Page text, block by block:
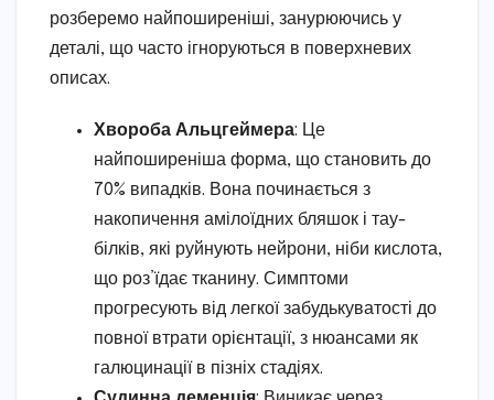
розберемо найпоширеніші, занурюючись у
деталі, що часто ігноруються в поверхневих
описах.
Хвороба Альцгеймера: Це
найпоширеніша форма, що становить до
70% випадків. Вона починається з
накопичення амілоїдних бляшок і тау-
білків, які руйнують нейрони, ніби кислота,
що роз’їдає тканину. Симптоми
прогресують від легкої забудькуватості до
повної втрати орієнтації, з нюансами як
галюцинації в пізніх стадіях.